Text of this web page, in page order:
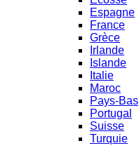
Espagne
France
Grèce
Irlande
Islande
Italie
Maroc
Pays-Bas
Portugal
Suisse
Turquie